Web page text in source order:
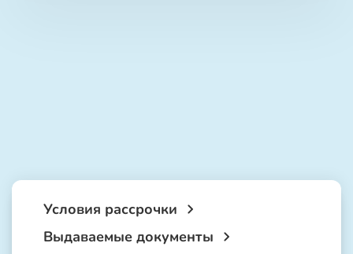
Условия рассрочки
Выдаваемые документы